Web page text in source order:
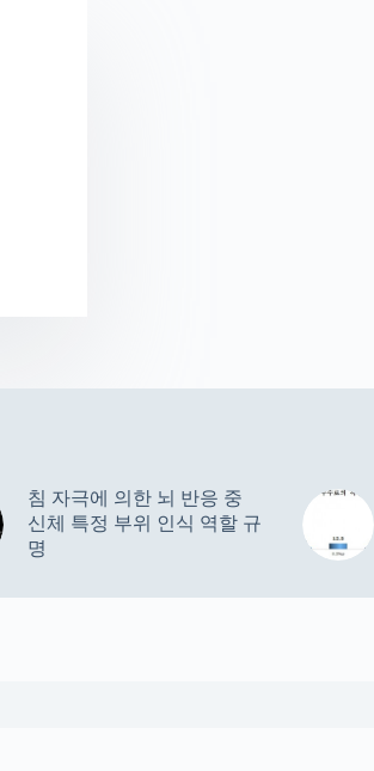
침 자극에 의한 뇌 반응 중
신체 특정 부위 인식 역할 규
명